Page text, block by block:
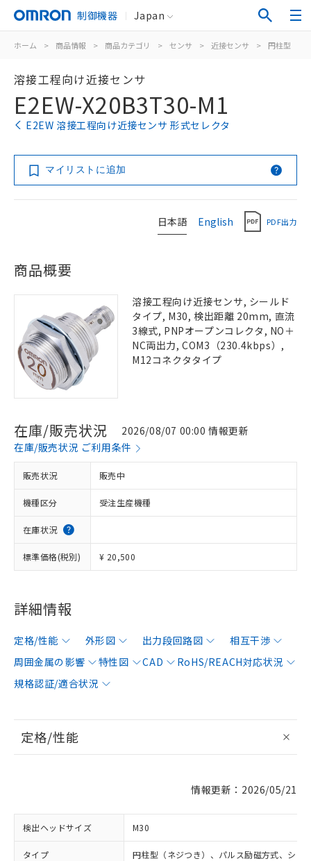
制御機器 Japan
ホーム > 商品情報 > 商品カテゴリ > センサ > 近接センサ > 円柱型
溶接工程向け近接センサ
E2EW-X20B3T30-M1
E2EW 溶接工程向け近接センサ 形式セレクタ
マイリストに追加
日本語 English PDF出力
商品概要
溶接工程向け近接センサ, シールド
タイプ, M30, 検出距離 20mm, 直流
3線式, PNPオープンコレクタ, NO＋
NC両出力, COM3（230.4kbps）,
M12コネクタタイプ
在庫/販売状況
2026/08/07 00:00 情報更新
在庫/販売状況 ご利用条件
販売状況 販売中
機種区分 受注生産機種
在庫状況
標準価格(税別) ¥ 20,500
詳細情報
定格/性能 外形図 出力段回路図
相互干渉
周囲金属の影響
特性図 CAD
RoHS/REACH対応状況
規格認証/適合状況
定格/性能
情報更新：2026/05/21
検出ヘッドサイズ M30
タイプ 円柱型（ネジつき）、パルス励磁方式、シー